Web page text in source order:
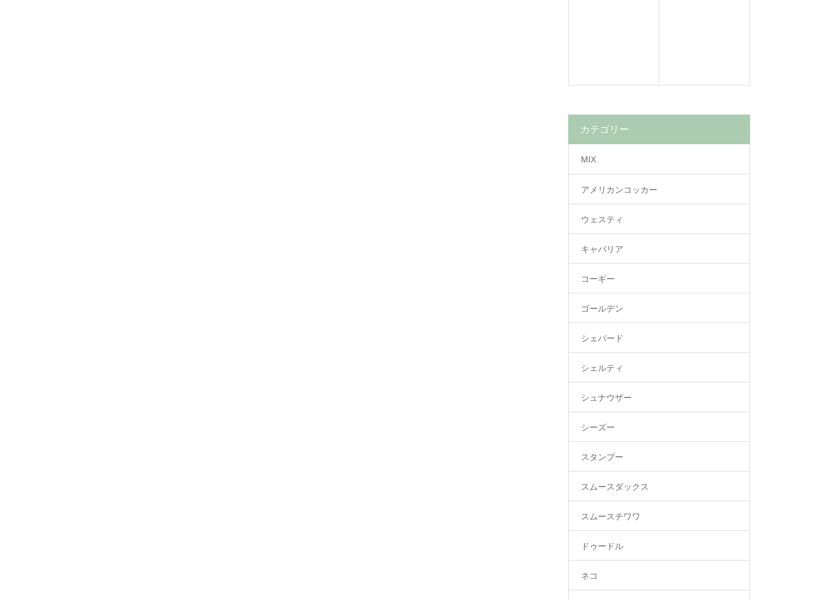
カテゴリー
MIX
アメリカンコッカー
ウェスティ
キャバリア
コーギー
ゴールデン
シェパード
シェルティ
シュナウザー
シーズー
スタンプー
スムースダックス
スムースチワワ
ドゥードル
ネコ